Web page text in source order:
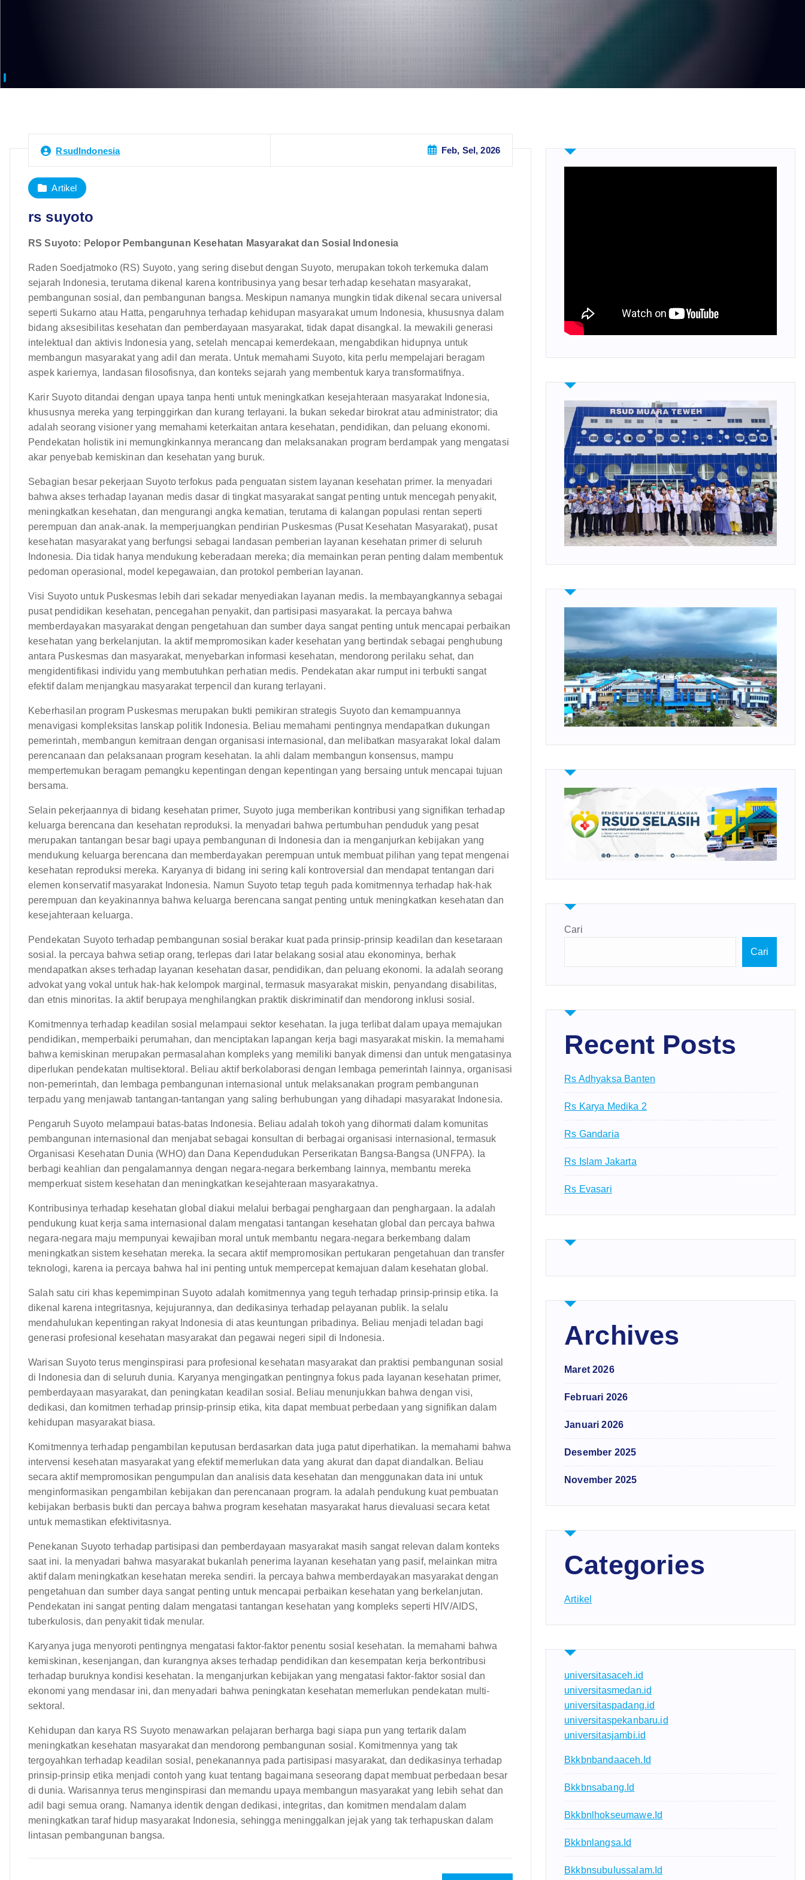
RsudIndonesia Feb, Sel, 2026
Artikel
rs suyoto
RS Suyoto: Pelopor Pembangunan Kesehatan Masyarakat dan Sosial Indonesia
Raden Soedjatmoko (RS) Suyoto, yang sering disebut dengan Suyoto, merupakan tokoh terkemuka dalam
sejarah Indonesia, terutama dikenal karena kontribusinya yang besar terhadap kesehatan masyarakat,
pembangunan sosial, dan pembangunan bangsa. Meskipun namanya mungkin tidak dikenal secara universal
seperti Sukarno atau Hatta, pengaruhnya terhadap kehidupan masyarakat umum Indonesia, khususnya dalam
bidang aksesibilitas kesehatan dan pemberdayaan masyarakat, tidak dapat disangkal. Ia mewakili generasi
intelektual dan aktivis Indonesia yang, setelah mencapai kemerdekaan, mengabdikan hidupnya untuk
membangun masyarakat yang adil dan merata. Untuk memahami Suyoto, kita perlu mempelajari beragam
aspek kariernya, landasan filosofisnya, dan konteks sejarah yang membentuk karya transformatifnya.
Karir Suyoto ditandai dengan upaya tanpa henti untuk meningkatkan kesejahteraan masyarakat Indonesia,
khususnya mereka yang terpinggirkan dan kurang terlayani. Ia bukan sekedar birokrat atau administrator; dia
adalah seorang visioner yang memahami keterkaitan antara kesehatan, pendidikan, dan peluang ekonomi.
Pendekatan holistik ini memungkinkannya merancang dan melaksanakan program berdampak yang mengatasi
akar penyebab kemiskinan dan kesehatan yang buruk.
Sebagian besar pekerjaan Suyoto terfokus pada penguatan sistem layanan kesehatan primer. Ia menyadari
bahwa akses terhadap layanan medis dasar di tingkat masyarakat sangat penting untuk mencegah penyakit,
meningkatkan kesehatan, dan mengurangi angka kematian, terutama di kalangan populasi rentan seperti
perempuan dan anak-anak. Ia memperjuangkan pendirian Puskesmas (Pusat Kesehatan Masyarakat), pusat
kesehatan masyarakat yang berfungsi sebagai landasan pemberian layanan kesehatan primer di seluruh
Indonesia. Dia tidak hanya mendukung keberadaan mereka; dia memainkan peran penting dalam membentuk
pedoman operasional, model kepegawaian, dan protokol pemberian layanan.
Visi Suyoto untuk Puskesmas lebih dari sekadar menyediakan layanan medis. Ia membayangkannya sebagai
pusat pendidikan kesehatan, pencegahan penyakit, dan partisipasi masyarakat. Ia percaya bahwa
memberdayakan masyarakat dengan pengetahuan dan sumber daya sangat penting untuk mencapai perbaikan
kesehatan yang berkelanjutan. Ia aktif mempromosikan kader kesehatan yang bertindak sebagai penghubung
antara Puskesmas dan masyarakat, menyebarkan informasi kesehatan, mendorong perilaku sehat, dan
mengidentifikasi individu yang membutuhkan perhatian medis. Pendekatan akar rumput ini terbukti sangat
efektif dalam menjangkau masyarakat terpencil dan kurang terlayani.
Keberhasilan program Puskesmas merupakan bukti pemikiran strategis Suyoto dan kemampuannya
menavigasi kompleksitas lanskap politik Indonesia. Beliau memahami pentingnya mendapatkan dukungan
pemerintah, membangun kemitraan dengan organisasi internasional, dan melibatkan masyarakat lokal dalam
perencanaan dan pelaksanaan program kesehatan. Ia ahli dalam membangun konsensus, mampu
mempertemukan beragam pemangku kepentingan dengan kepentingan yang bersaing untuk mencapai tujuan
bersama.
Selain pekerjaannya di bidang kesehatan primer, Suyoto juga memberikan kontribusi yang signifikan terhadap
keluarga berencana dan kesehatan reproduksi. Ia menyadari bahwa pertumbuhan penduduk yang pesat
merupakan tantangan besar bagi upaya pembangunan di Indonesia dan ia menganjurkan kebijakan yang
mendukung keluarga berencana dan memberdayakan perempuan untuk membuat pilihan yang tepat mengenai
kesehatan reproduksi mereka. Karyanya di bidang ini sering kali kontroversial dan mendapat tentangan dari
elemen konservatif masyarakat Indonesia. Namun Suyoto tetap teguh pada komitmennya terhadap hak-hak
perempuan dan keyakinannya bahwa keluarga berencana sangat penting untuk meningkatkan kesehatan dan
kesejahteraan keluarga.
Pendekatan Suyoto terhadap pembangunan sosial berakar kuat pada prinsip-prinsip keadilan dan kesetaraan
sosial. Ia percaya bahwa setiap orang, terlepas dari latar belakang sosial atau ekonominya, berhak
mendapatkan akses terhadap layanan kesehatan dasar, pendidikan, dan peluang ekonomi. Ia adalah seorang
advokat yang vokal untuk hak-hak kelompok marginal, termasuk masyarakat miskin, penyandang disabilitas,
dan etnis minoritas. Ia aktif berupaya menghilangkan praktik diskriminatif dan mendorong inklusi sosial.
Komitmennya terhadap keadilan sosial melampaui sektor kesehatan. Ia juga terlibat dalam upaya memajukan
pendidikan, memperbaiki perumahan, dan menciptakan lapangan kerja bagi masyarakat miskin. Ia memahami
bahwa kemiskinan merupakan permasalahan kompleks yang memiliki banyak dimensi dan untuk mengatasinya
diperlukan pendekatan multisektoral. Beliau aktif berkolaborasi dengan lembaga pemerintah lainnya, organisasi
non-pemerintah, dan lembaga pembangunan internasional untuk melaksanakan program pembangunan
terpadu yang menjawab tantangan-tantangan yang saling berhubungan yang dihadapi masyarakat Indonesia.
Pengaruh Suyoto melampaui batas-batas Indonesia. Beliau adalah tokoh yang dihormati dalam komunitas
pembangunan internasional dan menjabat sebagai konsultan di berbagai organisasi internasional, termasuk
Organisasi Kesehatan Dunia (WHO) dan Dana Kependudukan Perserikatan Bangsa-Bangsa (UNFPA). Ia
berbagi keahlian dan pengalamannya dengan negara-negara berkembang lainnya, membantu mereka
memperkuat sistem kesehatan dan meningkatkan kesejahteraan masyarakatnya.
Kontribusinya terhadap kesehatan global diakui melalui berbagai penghargaan dan penghargaan. Ia adalah
pendukung kuat kerja sama internasional dalam mengatasi tantangan kesehatan global dan percaya bahwa
negara-negara maju mempunyai kewajiban moral untuk membantu negara-negara berkembang dalam
meningkatkan sistem kesehatan mereka. Ia secara aktif mempromosikan pertukaran pengetahuan dan transfer
teknologi, karena ia percaya bahwa hal ini penting untuk mempercepat kemajuan dalam kesehatan global.
Salah satu ciri khas kepemimpinan Suyoto adalah komitmennya yang teguh terhadap prinsip-prinsip etika. Ia
dikenal karena integritasnya, kejujurannya, dan dedikasinya terhadap pelayanan publik. Ia selalu
mendahulukan kepentingan rakyat Indonesia di atas keuntungan pribadinya. Beliau menjadi teladan bagi
generasi profesional kesehatan masyarakat dan pegawai negeri sipil di Indonesia.
Warisan Suyoto terus menginspirasi para profesional kesehatan masyarakat dan praktisi pembangunan sosial
di Indonesia dan di seluruh dunia. Karyanya mengingatkan pentingnya fokus pada layanan kesehatan primer,
pemberdayaan masyarakat, dan peningkatan keadilan sosial. Beliau menunjukkan bahwa dengan visi,
dedikasi, dan komitmen terhadap prinsip-prinsip etika, kita dapat membuat perbedaan yang signifikan dalam
kehidupan masyarakat biasa.
Komitmennya terhadap pengambilan keputusan berdasarkan data juga patut diperhatikan. Ia memahami bahwa
intervensi kesehatan masyarakat yang efektif memerlukan data yang akurat dan dapat diandalkan. Beliau
secara aktif mempromosikan pengumpulan dan analisis data kesehatan dan menggunakan data ini untuk
menginformasikan pengambilan kebijakan dan perencanaan program. Ia adalah pendukung kuat pembuatan
kebijakan berbasis bukti dan percaya bahwa program kesehatan masyarakat harus dievaluasi secara ketat
untuk memastikan efektivitasnya.
Penekanan Suyoto terhadap partisipasi dan pemberdayaan masyarakat masih sangat relevan dalam konteks
saat ini. Ia menyadari bahwa masyarakat bukanlah penerima layanan kesehatan yang pasif, melainkan mitra
aktif dalam meningkatkan kesehatan mereka sendiri. Ia percaya bahwa memberdayakan masyarakat dengan
pengetahuan dan sumber daya sangat penting untuk mencapai perbaikan kesehatan yang berkelanjutan.
Pendekatan ini sangat penting dalam mengatasi tantangan kesehatan yang kompleks seperti HIV/AIDS,
tuberkulosis, dan penyakit tidak menular.
Karyanya juga menyoroti pentingnya mengatasi faktor-faktor penentu sosial kesehatan. Ia memahami bahwa
kemiskinan, kesenjangan, dan kurangnya akses terhadap pendidikan dan kesempatan kerja berkontribusi
terhadap buruknya kondisi kesehatan. Ia menganjurkan kebijakan yang mengatasi faktor-faktor sosial dan
ekonomi yang mendasar ini, dan menyadari bahwa peningkatan kesehatan memerlukan pendekatan multi-
sektoral.
Kehidupan dan karya RS Suyoto menawarkan pelajaran berharga bagi siapa pun yang tertarik dalam
meningkatkan kesehatan masyarakat dan mendorong pembangunan sosial. Komitmennya yang tak
tergoyahkan terhadap keadilan sosial, penekanannya pada partisipasi masyarakat, dan dedikasinya terhadap
prinsip-prinsip etika menjadi contoh yang kuat tentang bagaimana seseorang dapat membuat perbedaan besar
di dunia. Warisannya terus menginspirasi dan memandu upaya membangun masyarakat yang lebih sehat dan
adil bagi semua orang. Namanya identik dengan dedikasi, integritas, dan komitmen mendalam dalam
meningkatkan taraf hidup masyarakat Indonesia, sehingga meninggalkan jejak yang tak terhapuskan dalam
lintasan pembangunan bangsa.
Cari
Cari
Recent Posts
Rs Adhyaksa Banten
Rs Karya Medika 2
Rs Gandaria
Rs Islam Jakarta
Rs Evasari
Archives
Maret 2026
Februari 2026
Januari 2026
Desember 2025
November 2025
Categories
Artikel
universitasaceh.id
universitasmedan.id
universitaspadang.id
universitaspekanbaru.id
universitasjambi.id
Bkkbnbandaaceh.id
Bkkbnsabang.id
Bkkbnlhokseumawe.id
Bkkbnlangsa.id
Bkkbnsubulussalam.id